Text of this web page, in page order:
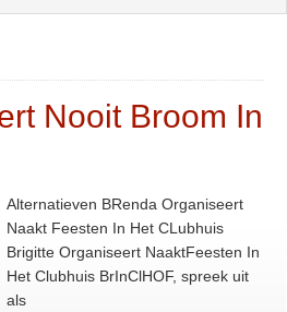
Nooit Broom In
Alternatieven BRenda Organiseert
Naakt Feesten In Het CLubhuis
Brigitte Organiseert NaaktFeesten In
Het Clubhuis BrInClHOF, spreek uit
als